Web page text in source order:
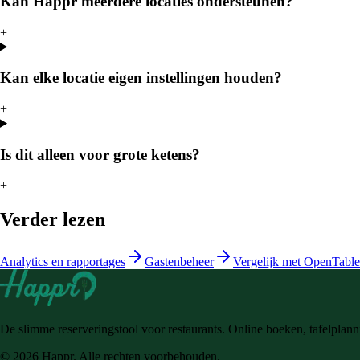
+
Kan elke locatie eigen instellingen houden?
+
Is dit alleen voor grote ketens?
+
Verder lezen
Analytics en rapportages Gastenbeheer Vergelijk met OpenTable
De slimme reserveringstool voor restaurants. Online boeken,
© 2026 Happr. Alle rechten voorbehouden.